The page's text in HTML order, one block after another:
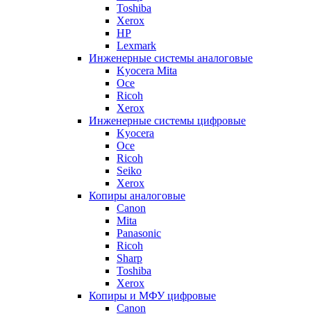
Toshiba
Xerox
HP
Lexmark
Инженерные системы аналоговые
Kyocera Mita
Oce
Ricoh
Xerox
Инженерные системы цифровые
Kyocera
Oce
Ricoh
Seiko
Xerox
Копиры аналоговые
Canon
Mita
Panasonic
Ricoh
Sharp
Toshiba
Xerox
Копиры и МФУ цифровые
Canon